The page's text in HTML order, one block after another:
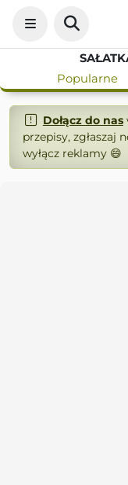
Popularne
Dołącz do nas
przepisy, zgłaszaj
wyłącz reklamy 😄